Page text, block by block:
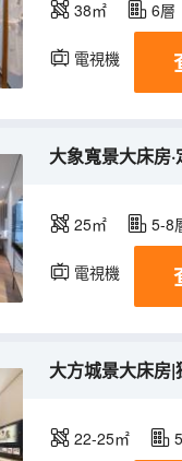
38㎡ 6層
電視機
大象寬景大床房
25㎡ 5-8
電視機
22-25㎡